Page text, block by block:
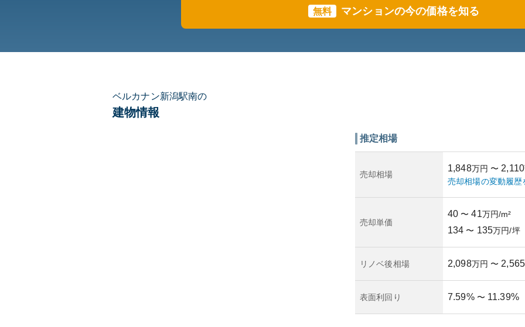
無料 マンションの今の価格を知る
ベルカナン新潟駅南の
建物情報
推定相場
売却相場
1,848万円 〜 2,110
売却相場の変動履歴
売却単価
40 〜 41万円/m²
134 〜 135万円/坪
リノベ後相場 2,098万円 〜 2,565
表面利回り 7.59% 〜 11.39%